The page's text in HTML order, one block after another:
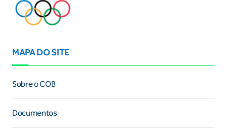
MAPA DO SITE
Sobre o COB
Documentos